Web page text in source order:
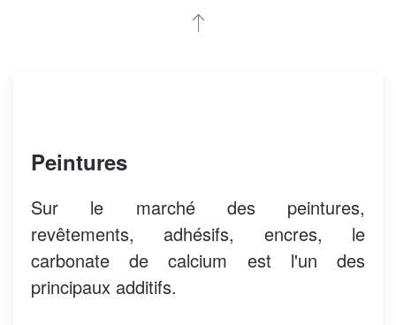
Peintures
Sur le marché des peintures,
revêtements, adhésifs, encres, le
carbonate de calcium est l'un des
principaux additifs.